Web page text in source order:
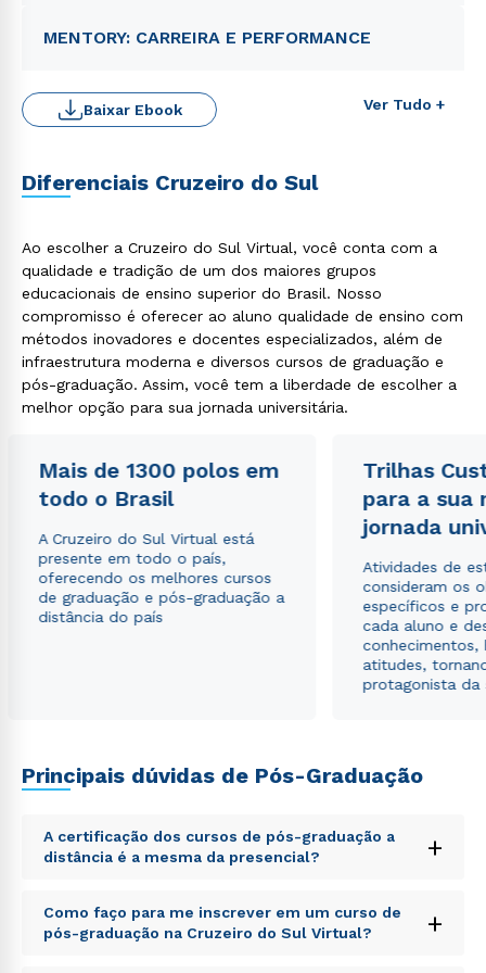
MENTORY: CARREIRA E PERFORMANCE
Ver Tudo +
Baixar Ebook
Diferenciais Cruzeiro do Sul
Ao escolher a Cruzeiro do Sul Virtual, você conta com a
qualidade e tradição de um dos maiores grupos
educacionais de ensino superior do Brasil. Nosso
compromisso é oferecer ao aluno qualidade de ensino com
métodos inovadores e docentes especializados, além de
infraestrutura moderna e diversos cursos de graduação e
pós-graduação. Assim, você tem a liberdade de escolher a
melhor opção para sua jornada universitária.
Mais de 1300 polos em
todo o Brasil
A Cruzeiro do Sul Virtual está
presente em todo o país,
oferecendo os melhores cursos
de graduação e pós-graduação a
distância do país
Trilhas
para a sua
jornada
Atividades de
consideram os
específicos e
cada aluno e
conhecimentos,
atitudes,
protagonista da
Principais dúvidas de Pós-Graduação
A certificação dos cursos de pós-graduação a
distância é a mesma da presencial?
+
Sed ut perspiciatis unde omnis iste natus error sit
voluptatem accusantium doloremque laudantium,
totam rem aperiam, eaque ipsa quae ab illo inventore
Como faço para me inscrever em um curso de
pós-graduação na Cruzeiro do Sul Virtual?
+
Rápido e fácil
WhatsApp
ou
Estou de acordo com a Política de Privacidade.e
autorizo que meus dados sejam utilizados para o
envio de conteúdos da Cruzeiro do Sul.